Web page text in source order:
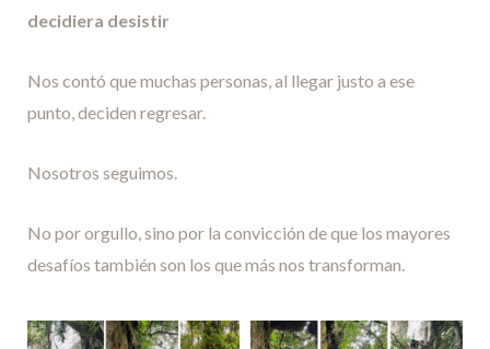
decidiera desistir
Nos contó que muchas personas, al llegar justo a ese
punto, deciden regresar.
Nosotros seguimos.
No por orgullo, sino por la convicción de que los mayores
desafíos también son los que más nos transforman.